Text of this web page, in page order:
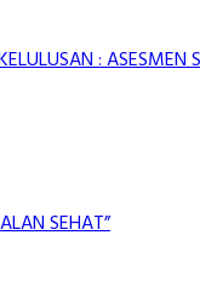
: ASESMEN
SEHAT”